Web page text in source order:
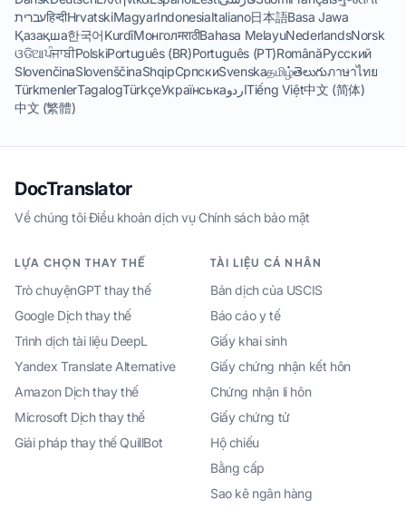
עבריתहिन्दीHrvatskiMagyarIndonesiaItaliano日本語Basa Jawa
Қазақша한국어KurdîМонголमराठीBahasa MelayuNederlandsNorsk
ଓଡିଆਪੰਜਾਬੀPolskiPortuguês (BR)Português (PT)RomânăРусский
SlovenčinaSlovenščinaShqipСрпскиSvenskaதமிழ்తెలుగుภาษาไทย
TürkmenlerTagalogTürkçeУкраїнськаاردوTiếng Việt中文 (简体)
中文 (繁體)
DocTranslator
Về chúng tôi·Điều khoản dịch vụ·Chính sách bảo mật
LỰA CHỌN THAY THẾ
Trò chuyệnGPT thay thế
Google Dịch thay thế
Trình dịch tài liệu DeepL
Yandex Translate Alternative
Amazon Dịch thay thế
Microsoft Dịch thay thế
Giải pháp thay thế QuillBot
TÀI LIỆU CÁ NHÂN
Bản dịch của USCIS
Báo cáo y tế
Giấy khai sinh
Giấy chứng nhận kết hôn
Chứng nhận li hôn
Giấy chứng tử
Hộ chiếu
Bằng cấp
Sao kê ngân hàng